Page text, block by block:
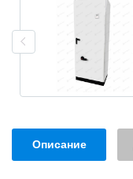
Описание